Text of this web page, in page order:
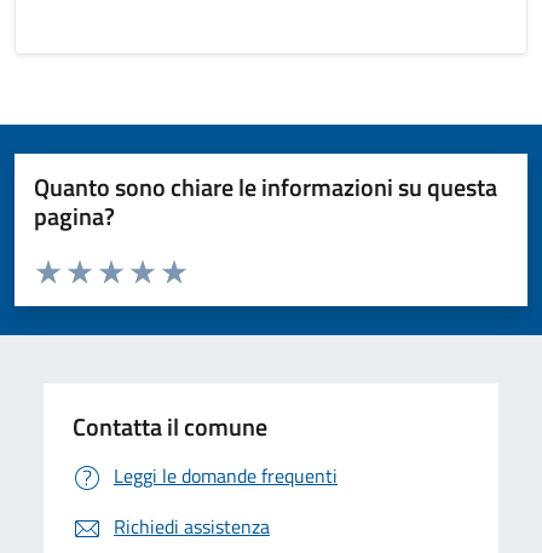
Quanto sono chiare le informazioni su questa
pagina?
Valuta da 1 a 5 stelle la pagina
Valuta 5 stelle su 5
Valuta 4 stelle su 5
Valuta 3 stelle su 5
Valuta 2 stelle su 5
Valuta 1 stelle su 5
Contatta il comune
Leggi le domande frequenti
Richiedi assistenza